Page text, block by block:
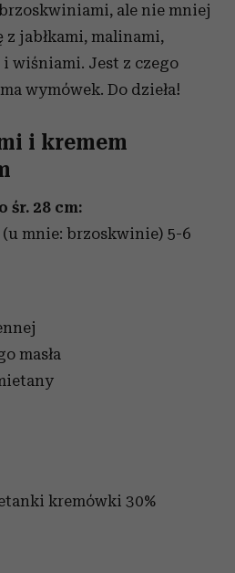
ale nie mniej
jabłkami, malinami,
wiśniami. Jest z czego
wymówek. Do dzieła!
i kremem
śr. 28 cm:
mnie: brzoskwinie) 5-6
masła
kremówki 30%